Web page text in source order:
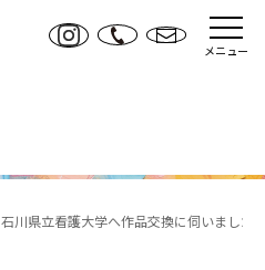
メニュー
石川県立看護大学へ作品交換に伺いました